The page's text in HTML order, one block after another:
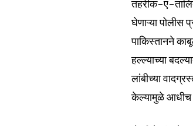
तहरीक-ए-
घेणाऱ्या पोलीस
पाकिस्तानने
हल्ल्याच्या
लांबीच्या
केल्यामुळे आधीच